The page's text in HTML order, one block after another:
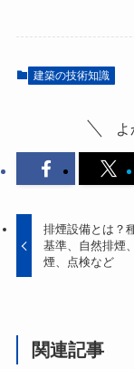
建築の技術知識
排煙設備とは？
基準、自然排煙
煙、点検など
関連記事